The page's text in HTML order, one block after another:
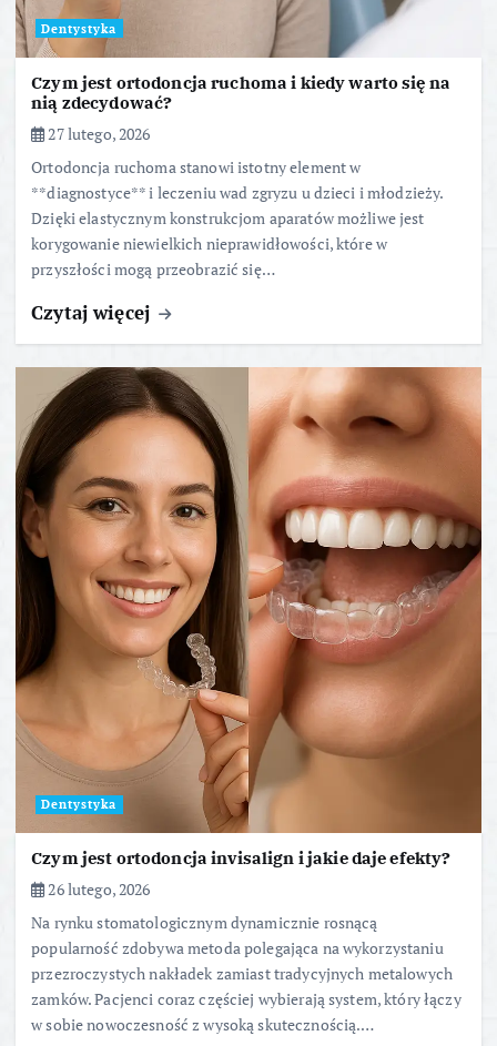
Dentystyka
Czym jest ortodoncja ruchoma i kiedy warto się na
nią zdecydować?
27 lutego, 2026
Ortodoncja ruchoma stanowi istotny element w
**diagnostyce** i leczeniu wad zgryzu u dzieci i młodzieży.
Dzięki elastycznym konstrukcjom aparatów możliwe jest
korygowanie niewielkich nieprawidłowości, które w
przyszłości mogą przeobrazić się…
Czytaj więcej
Dentystyka
Czym jest ortodoncja invisalign i jakie daje efekty?
26 lutego, 2026
Na rynku stomatologicznym dynamicznie rosnącą
popularność zdobywa metoda polegająca na wykorzystaniu
przezroczystych nakładek zamiast tradycyjnych metalowych
zamków. Pacjenci coraz częściej wybierają system, który łączy
w sobie nowoczesność z wysoką skutecznością.…